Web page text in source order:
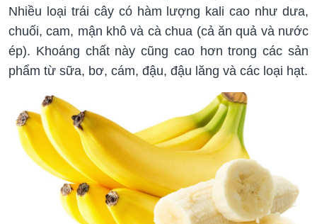
Nhiều loại trái cây có hàm lượng kali cao như dưa,
chuối, cam, mận khô và cà chua (cả ăn quả và nước
ép). Khoáng chất này cũng cao hơn trong các sản
phẩm từ sữa, bơ, cám, đậu, đậu lăng và các loại hạt.